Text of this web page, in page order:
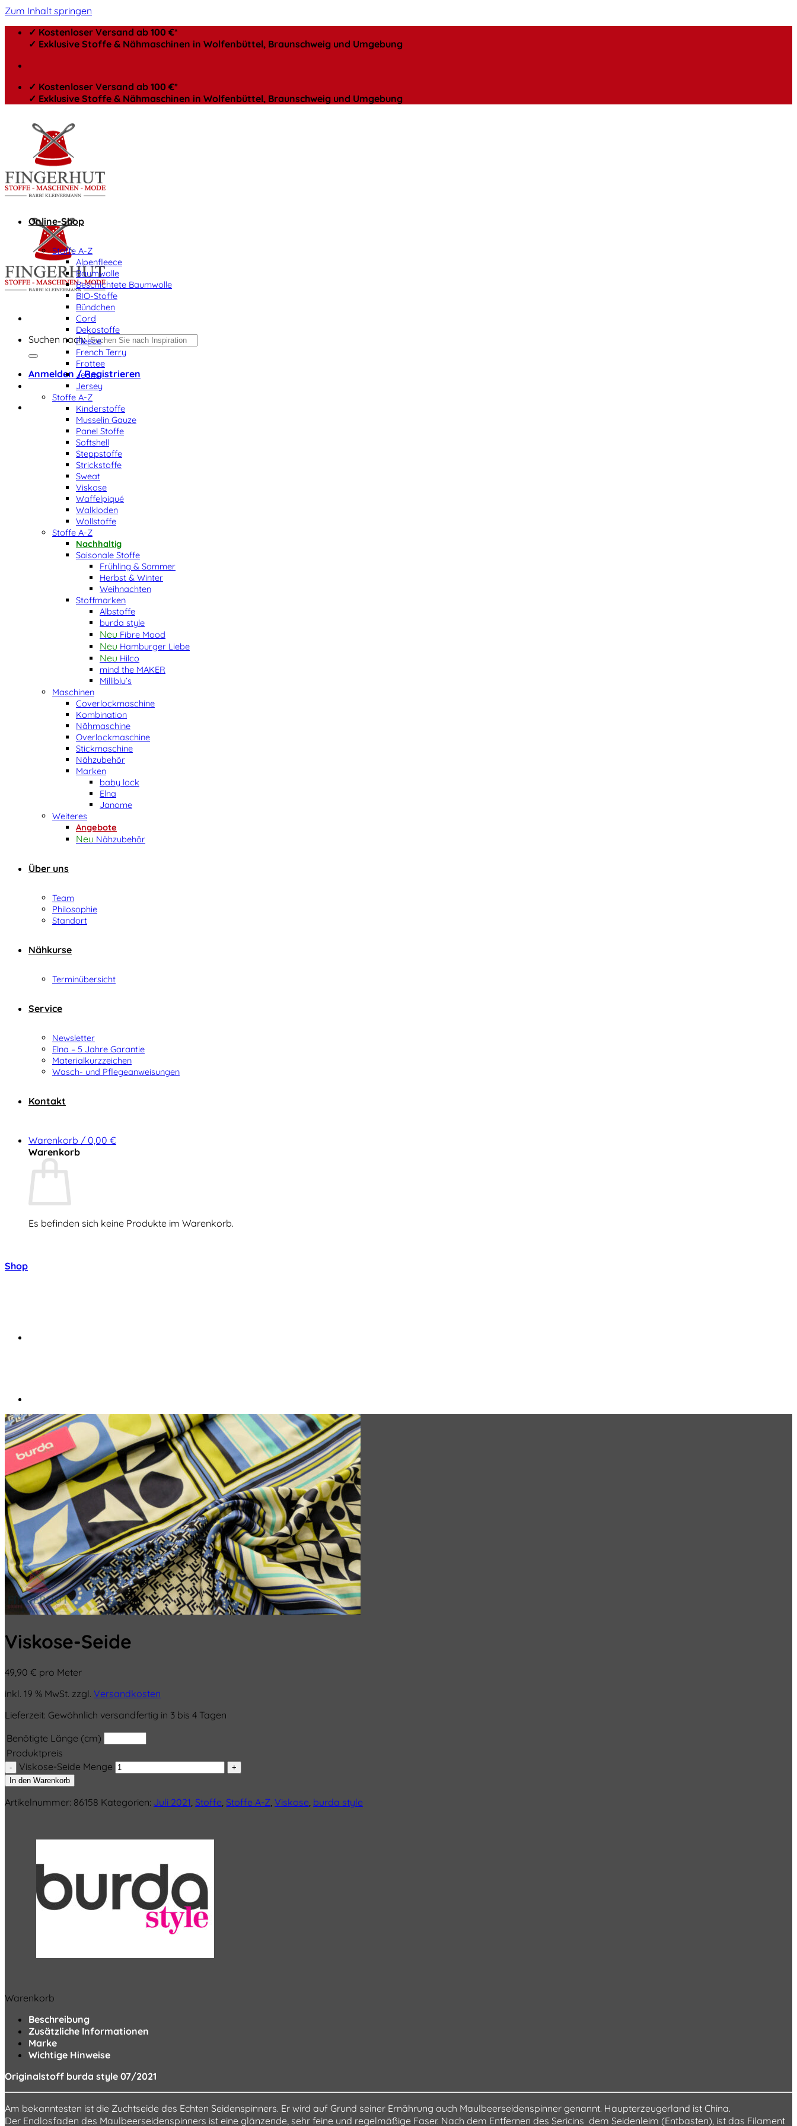
Zum Inhalt springen
✓ Kostenloser Versand ab 100 €*
✓ Exklusive Stoffe & Nähmaschinen in Wolfenbüttel, Braunschweig und Umgebung
✓ Kostenloser Versand ab 100 €*
✓ Exklusive Stoffe & Nähmaschinen in Wolfenbüttel, Braunschweig und Umgebung
Suchen nach:
Anmelden / Registrieren
Online-Shop
Stoffe A-Z
Alpenfleece
Baumwolle
Beschichtete Baumwolle
BIO-Stoffe
Bündchen
Cord
Dekostoffe
Fleece
French Terry
Frottee
Jeans
Jersey
Stoffe A-Z
Kinderstoffe
Musselin Gauze
Panel Stoffe
Softshell
Steppstoffe
Strickstoffe
Sweat
Viskose
Waffelpiqué
Walkloden
Wollstoffe
Stoffe A-Z
Nachhaltig
Saisonale Stoffe
Frühling & Sommer
Herbst & Winter
Weihnachten
Stoffmarken
Albstoffe
burda style
Fibre Mood
Hamburger Liebe
Hilco
mind the MAKER
Milliblu’s
Maschinen
Coverlockmaschine
Kombination
Nähmaschine
Overlockmaschine
Stickmaschine
Nähzubehör
Marken
baby lock
Elna
Janome
Weiteres
Angebote
Nähzubehör
Über uns
Team
Philosophie
Standort
Nähkurse
Terminübersicht
Service
Newsletter
Elna – 5 Jahre Garantie
Materialkurzzeichen
Wasch- und Pflegeanweisungen
Kontakt
Warenkorb / 0,00 €
Warenkorb
Es befinden sich keine Produkte im Warenkorb.
Shop
Viskose-Seide
49,90 € pro Meter
inkl. 19 % MwSt. zzgl. Versandkosten
Lieferzeit: Gewöhnlich versandfertig in 3 bis 4 Tagen
Benötigte Länge (cm)
Produktpreis
Viskose-Seide Menge
In den Warenkorb
Artikelnummer: 86158 Kategorien: Juli 2021 Stoffe Stoffe A-Z Viskose burda style
Warenkorb
Beschreibung
Zusätzliche Informationen
Marke
Wichtige Hinweise
Originalstoff burda style 07/2021
Am bekanntesten ist die Zuchtseide des Echten Seidenspinners. Er wird auf Grund seiner Ernährung auch Maulbeerseidenspinner genannt. Haupterzeugerland ist China.
Der Endlosfaden des Maulbeerseidenspinners ist eine glänzende, sehr feine und regelmäßige Faser. Nach dem Entfernen des Sericins  dem Seidenleim (Entbasten), ist das Filament